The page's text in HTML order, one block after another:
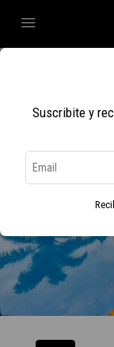
Suscribite y